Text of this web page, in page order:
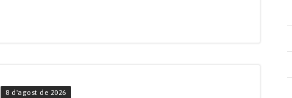
8 d'agost de 2026